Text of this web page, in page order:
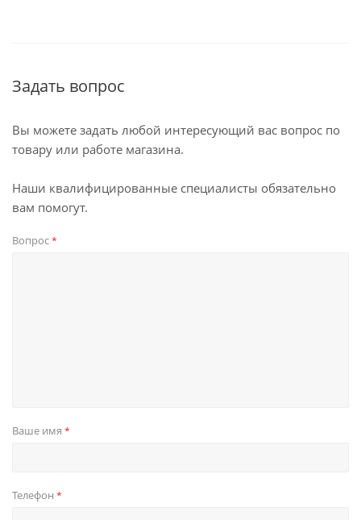
Задать вопрос
Вы можете задать любой интересующий вас вопрос по
товару или работе магазина.
Наши квалифицированные специалисты обязательно
вам помогут.
Вопрос*
Ваше имя *
Телефон *